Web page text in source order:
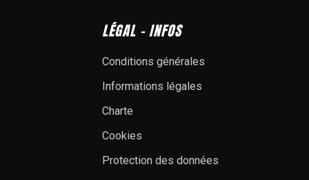
LÉGAL - INFOS
Conditions générales
Informations légales
Charte
Cookies
Protection des données